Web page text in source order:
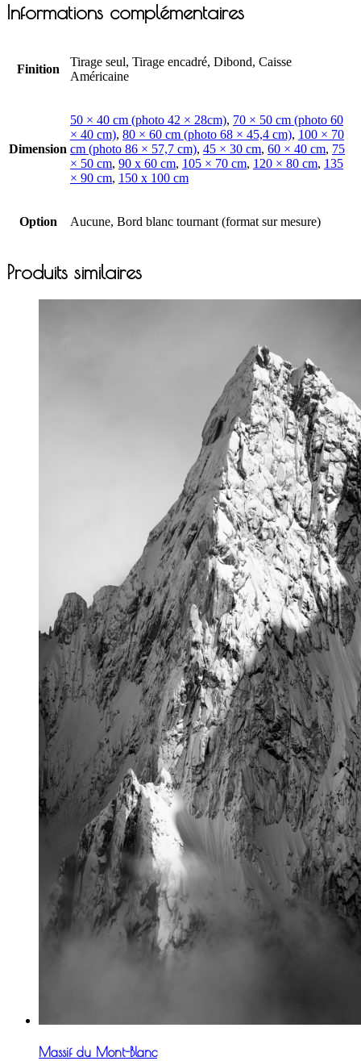
Informations complémentaires
Finition
Tirage seul, Tirage encadré, Dibond, Caisse
Américaine
Dimension
50 × 40 cm (photo 42 × 28cm), 70 × 50 cm (photo 60
× 40 cm), 80 × 60 cm (photo 68 × 45,4 cm), 100 × 70
cm (photo 86 × 57,7 cm), 45 × 30 cm, 60 × 40 cm, 75
× 50 cm, 90 x 60 cm, 105 × 70 cm, 120 × 80 cm, 135
× 90 cm, 150 x 100 cm
Option Aucune, Bord blanc tournant (format sur mesure)
Produits similaires
Massif du Mont-Blanc